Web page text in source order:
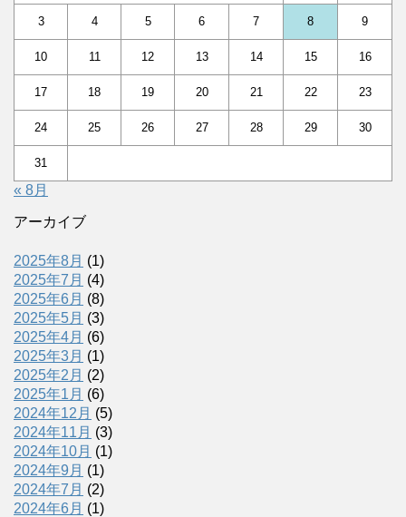
3 4 5 6 7 8 9
10 11 12 13 14 15 16
17 18 19 20 21 22 23
24 25 26 27 28 29 30
31
« 8月
アーカイブ
2025年8月 (1)
2025年7月 (4)
2025年6月 (8)
2025年5月 (3)
2025年4月 (6)
2025年3月 (1)
2025年2月 (2)
2025年1月 (6)
2024年12月 (5)
2024年11月 (3)
2024年10月 (1)
2024年9月 (1)
2024年7月 (2)
2024年6月 (1)